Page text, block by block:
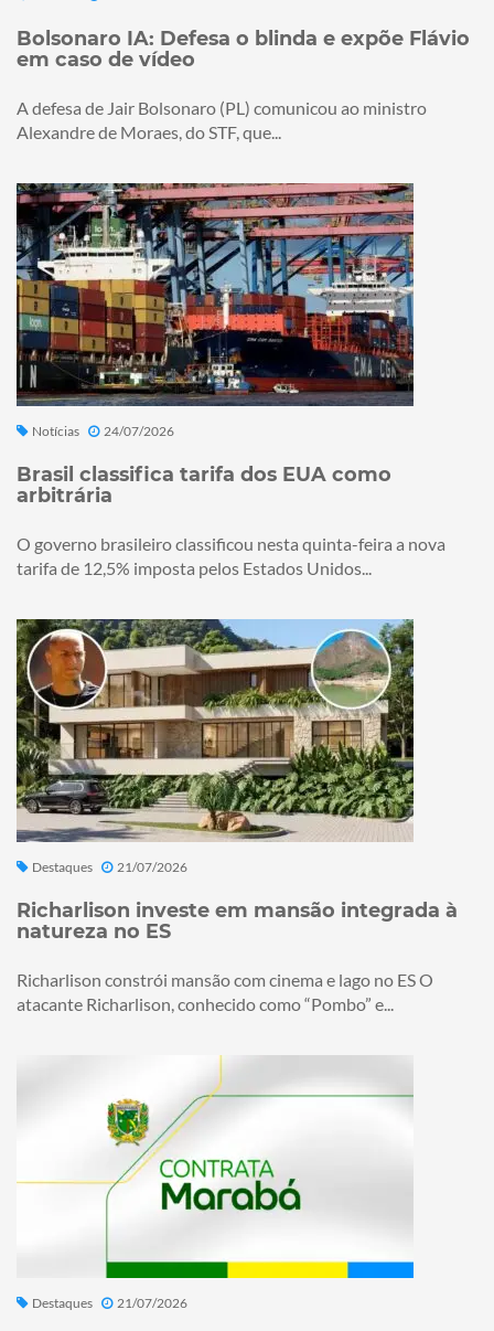
Bolsonaro IA: Defesa o blinda e expõe Flávio
em caso de vídeo
A defesa de Jair Bolsonaro (PL) comunicou ao ministro
Alexandre de Moraes, do STF, que...
Notícias 24/07/2026
Brasil classifica tarifa dos EUA como
arbitrária
O governo brasileiro classificou nesta quinta-feira a nova
tarifa de 12,5% imposta pelos Estados Unidos...
Destaques 21/07/2026
Richarlison investe em mansão integrada à
natureza no ES
Richarlison constrói mansão com cinema e lago no ES O
atacante Richarlison, conhecido como “Pombo” e...
Destaques 21/07/2026